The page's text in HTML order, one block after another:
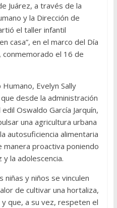
Juárez, a través de la
y la Dirección de
el taller infantil
casa”, en el marco del Día
conmemorado el 16 de
Evelyn Sally
desde la administración
Oswaldo García Jarquín,
una agricultura urbana
autosuficiencia alimentaria
proactiva poniendo
y la adolescencia.
y niños se vinculen
de cultivar una hortaliza,
que, a su vez, respeten el